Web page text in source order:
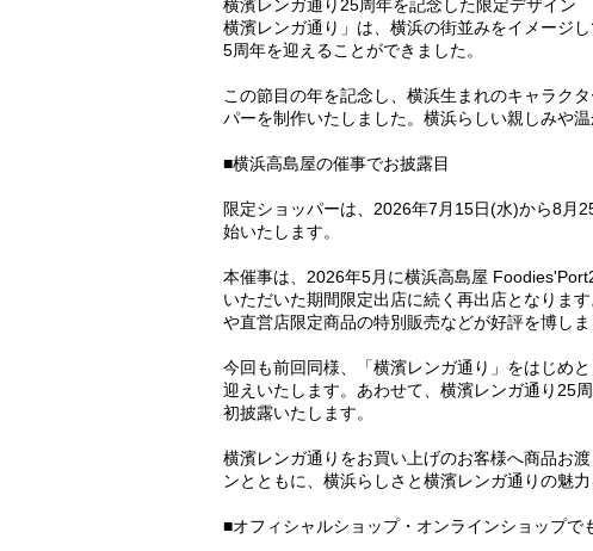
横濱レンガ通り25周年を記念した限定デザイン
横濱レンガ通り」は、横浜の街並みをイメージ
5周年を迎えることができました。
この節目の年を記念し、横浜生まれのキャラク
パーを制作いたしました。横浜らしい親しみや
■横浜高島屋の催事でお披露目
限定ショッパーは、2026年7月15日(水)から8月
始いたします。
本催事は、2026年5月に横浜高島屋
いただいた期間限定出店に続く再出店となりま
や直営店限定商品の特別販売などが好評を博しま
今回も前回同様、「横濱レンガ通り」をはじめ
迎えいたします。あわせて、横濱レンガ通り25
初披露いたします。
横濱レンガ通りをお買い上げのお客様へ商品お
ンとともに、横浜らしさと横濱レンガ通りの魅力
■オフィシャルショップ・オンラインショップで